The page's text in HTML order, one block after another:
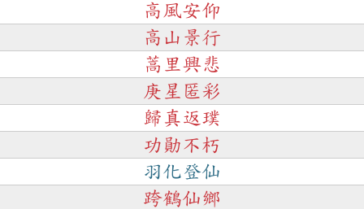
高風安仰
高山景行
蒿里興悲
庚星匿彩
歸真返璞
功勛不朽
羽化登仙
跨鶴仙鄉